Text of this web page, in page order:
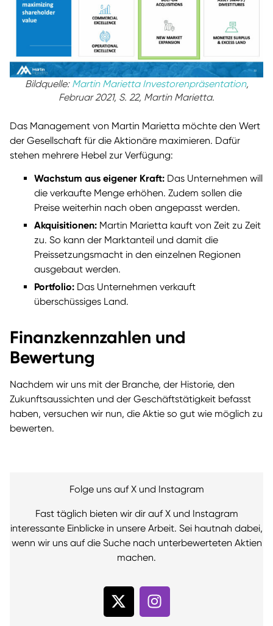
Bildquelle: Martin Marietta Investorenpräsentation,
Februar 2021, S. 22, Martin Marietta.
Das Management von Martin Marietta möchte den Wert
der Gesellschaft für die Aktionäre maximieren. Dafür
stehen mehrere Hebel zur Verfügung:
Wachstum aus eigener Kraft: Das Unternehmen will
die verkaufte Menge erhöhen. Zudem sollen die
Preise weiterhin nach oben angepasst werden.
Akquisitionen: Martin Marietta kauft von Zeit zu Zeit
zu. So kann der Marktanteil und damit die
Preissetzungsmacht in den einzelnen Regionen
ausgebaut werden.
Portfolio: Das Unternehmen verkauft
überschüssiges Land.
Finanzkennzahlen und
Bewertung
Nachdem wir uns mit der Branche, der Historie, den
Zukunftsaussichten und der Geschäftstätigkeit befasst
haben, versuchen wir nun, die Aktie so gut wie möglich zu
bewerten.
Folge uns auf X und Instagram
Fast täglich bieten wir dir auf X und Instagram
interessante Einblicke in unsere Arbeit. Sei hautnah dabei,
wenn wir uns auf die Suche nach unterbewerteten Aktien
machen.